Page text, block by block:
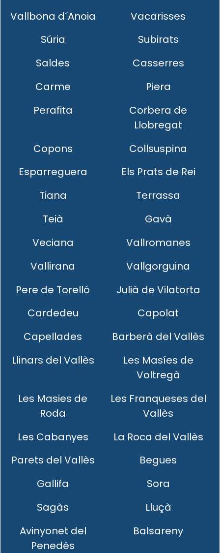
Vallbona d´Anoia
Vacarisses
Súria
Subirats
Saldes
Casserres
Carme
Piera
Perafita
Corbera de
Llobregat
Copons
Collsuspina
Esparreguera
Els Prats de Rei
Tiana
Terrassa
Teià
Gavà
Veciana
Vallromanes
Vallirana
Vallgorguina
Pere de Torelló
Julià de Vilatorta
Cardedeu
Capolat
Capellades
Barberà del Vallès
Llinars del Vallès
Les Masíes de
Voltregà
Les Masies de
Roda
Les Franqueses del
Vallès
Les Cabanyes
La Roca del Vallès
Parets del Vallès
Begues
Gallifa
Sora
Sagàs
Lluçà
Avinyonet del
Penedès
Balsareny